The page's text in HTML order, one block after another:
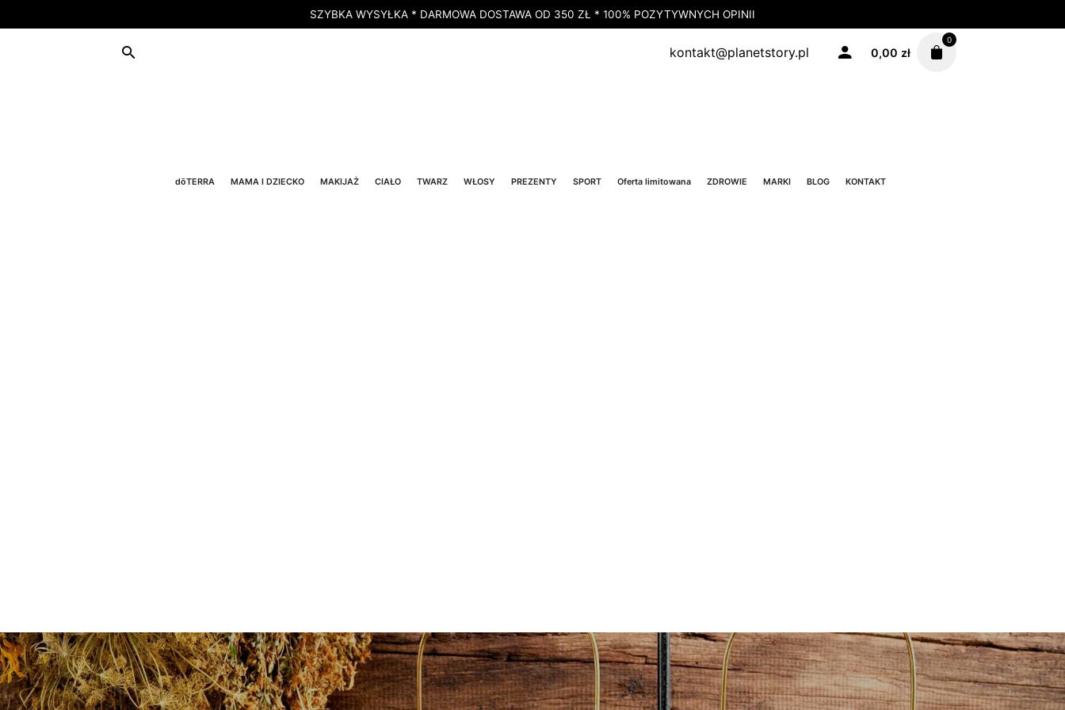
SZYBKA WYSYŁKA * DARMOWA DOSTAWA OD 350 ZŁ * 100% POZYTYWNYCH OPINII
kontakt@planetstory.pl 0,00 zł
0
dōTERRA MAMA I DZIECKO MAKIJAŻ CIAŁO TWARZ WŁOSY PREZENTY SPORT Oferta limitowana ZDROWIE MARKI BLOG KONTAKT